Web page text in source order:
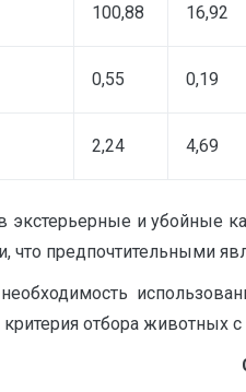
100,88 16,92
0,55 0,19
2,24 4,69
экстерьерные и убойные
предпочтительными
критерия отбора